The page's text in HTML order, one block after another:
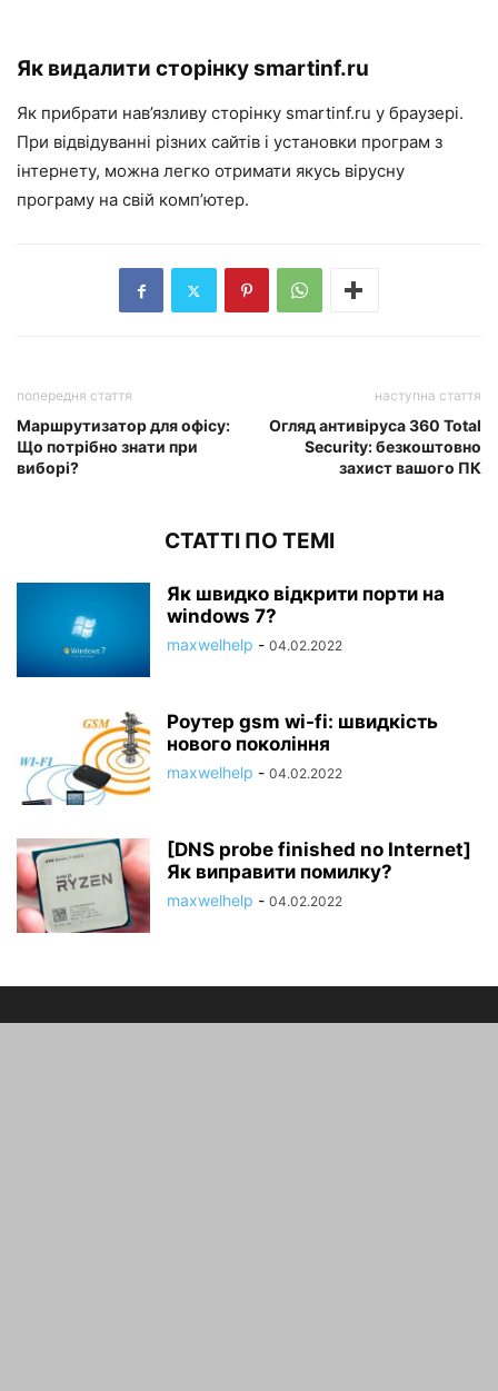
Як видалити сторінку smartinf.ru
Як прибрати нав’язливу сторінку smartinf.ru у браузері.
При відвідуванні різних сайтів і установки програм з
інтернету, можна легко отримати якусь вірусну
програму на свій комп’ютер.
попередня стаття
Маршрутизатор для офісу:
Що потрібно знати при
виборі?
наступна стаття
Огляд антивіруса 360 Total
Security: безкоштовно
захист вашого ПК
СТАТТІ ПО ТЕМІ
Як швидко відкрити порти на
windows 7?
maxwelhelp - 04.02.2022
Роутер gsm wi-fi: швидкість
нового покоління
maxwelhelp - 04.02.2022
[DNS probe finished no Internet]
Як виправити помилку?
maxwelhelp - 04.02.2022